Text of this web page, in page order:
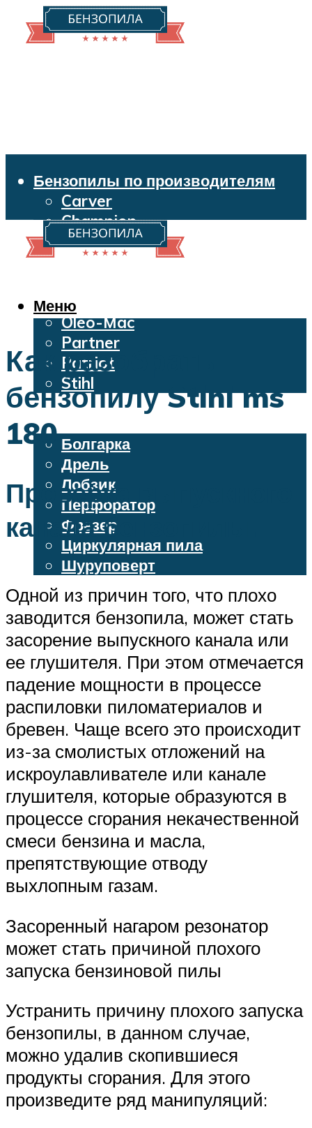
Бензопилы по производителям
Carver
Champion
Echo
Husqvarna
Makita
Oleo-Mac
Partner
Patriot
Stihl
Бензопилы
Электроинструменты
Болгарка
Дрель
Лобзик
Перфоратор
Фрезер
Циркулярная пила
Шуруповерт
Меню
Меню
Как разобрать
бензопилу Stihl ms
180
Проверка выпускного
канала бензопилы.
Одной из причин того, что плохо
заводится бензопила, может стать
засорение выпускного канала или
ее глушителя. При этом отмечается
падение мощности в процессе
распиловки пиломатериалов и
бревен. Чаще всего это происходит
из-за смолистых отложений на
искроулавливателе или канале
глушителя, которые образуются в
процессе сгорания некачественной
смеси бензина и масла,
препятствующие отводу
выхлопным газам.
Засоренный нагаром резонатор
может стать причиной плохого
запуска бензиновой пилы
Устранить причину плохого запуска
бензопилы, в данном случае,
можно удалив скопившиеся
продукты сгорания. Для этого
произведите ряд манипуляций: